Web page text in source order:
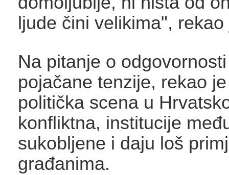
ljude čini velikima",
Na pitanje o
pojačane tenzije, rekao
politička scena u
konfliktna, institucije
sukobljene i daju loš
građanima.